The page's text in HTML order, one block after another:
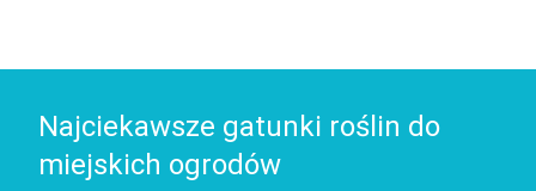
Najciekawsze gatunki roślin do
miejskich ogrodów